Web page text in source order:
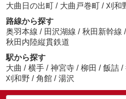
大曲日の出町 / 大曲戸巻町 / 刈和
路線から探す
奥羽本線 / 田沢湖線 / 秋田新幹線 /
秋田内陸縦貫鉄道
駅から探す
大曲 / 横手 / 神宮寺 / 柳田 / 飯詰 /
刈和野 / 角館 / 湯沢